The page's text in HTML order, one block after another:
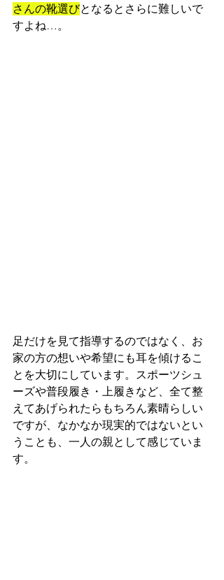
さんの靴選びとなるとさらに難しいで
すよね…。
足だけを見て指導するのではなく、お
家の方の想いや希望にも耳を傾けるこ
とを大切にしています。スポーツシュ
ーズや普段履き・上履きなど、全て整
えてあげられたらもちろん素晴らしい
ですが、なかなか現実的ではないとい
うことも、一人の親として感じていま
す。